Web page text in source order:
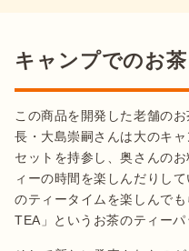
キャンプでのお
この商品を開発した老舗の
長・大島崇嗣さんは大のキ
セットを持参し、奥さんの
ィーの時間を楽しんだりし
のティータイムを楽しんで
TEA」というお茶のティーパ